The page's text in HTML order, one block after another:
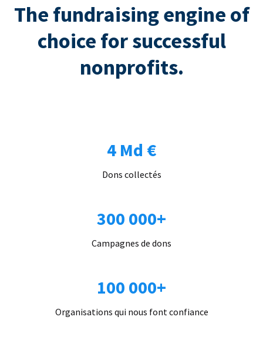
The fundraising engine of
choice for successful
nonprofits.
4 Md €
Dons collectés
300 000+
Campagnes de dons
100 000+
Organisations qui nous font confiance